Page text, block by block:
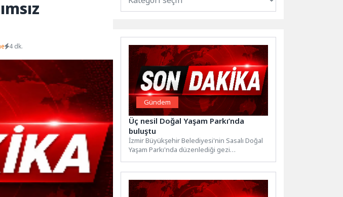
4 dk.
Gündem
Üç nesil Doğal Yaşam Parkı’nda
buluştu
İzmir Büyükşehir Belediyesi'nin Sasalı Doğal
Yaşam Parkı'nda düzenlediği gezi